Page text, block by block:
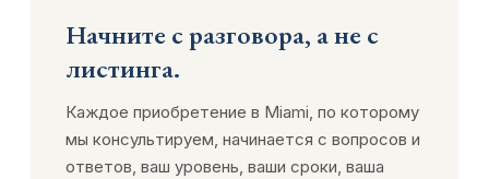
Начните с разговора, а не с
листинга.
Каждое приобретение в Miami, по которому
мы консультируем, начинается с вопросов и
ответов, ваш уровень, ваши сроки, ваша